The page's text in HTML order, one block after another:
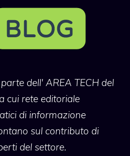
dell' AREA TECH del
cui rete editoriale
di informazione
sul contributo di
del settore.